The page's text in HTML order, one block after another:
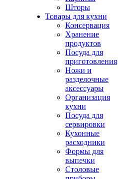
Шторы
Товары для кухни
Консервация
Хранение
продуктов
Посуда для
приготовления
Ножи и
разделочные
аксессуары
Организация
кухни
Посуда для
сервировки
Кухонные
расходники
Формы для
выпечки
Столовые